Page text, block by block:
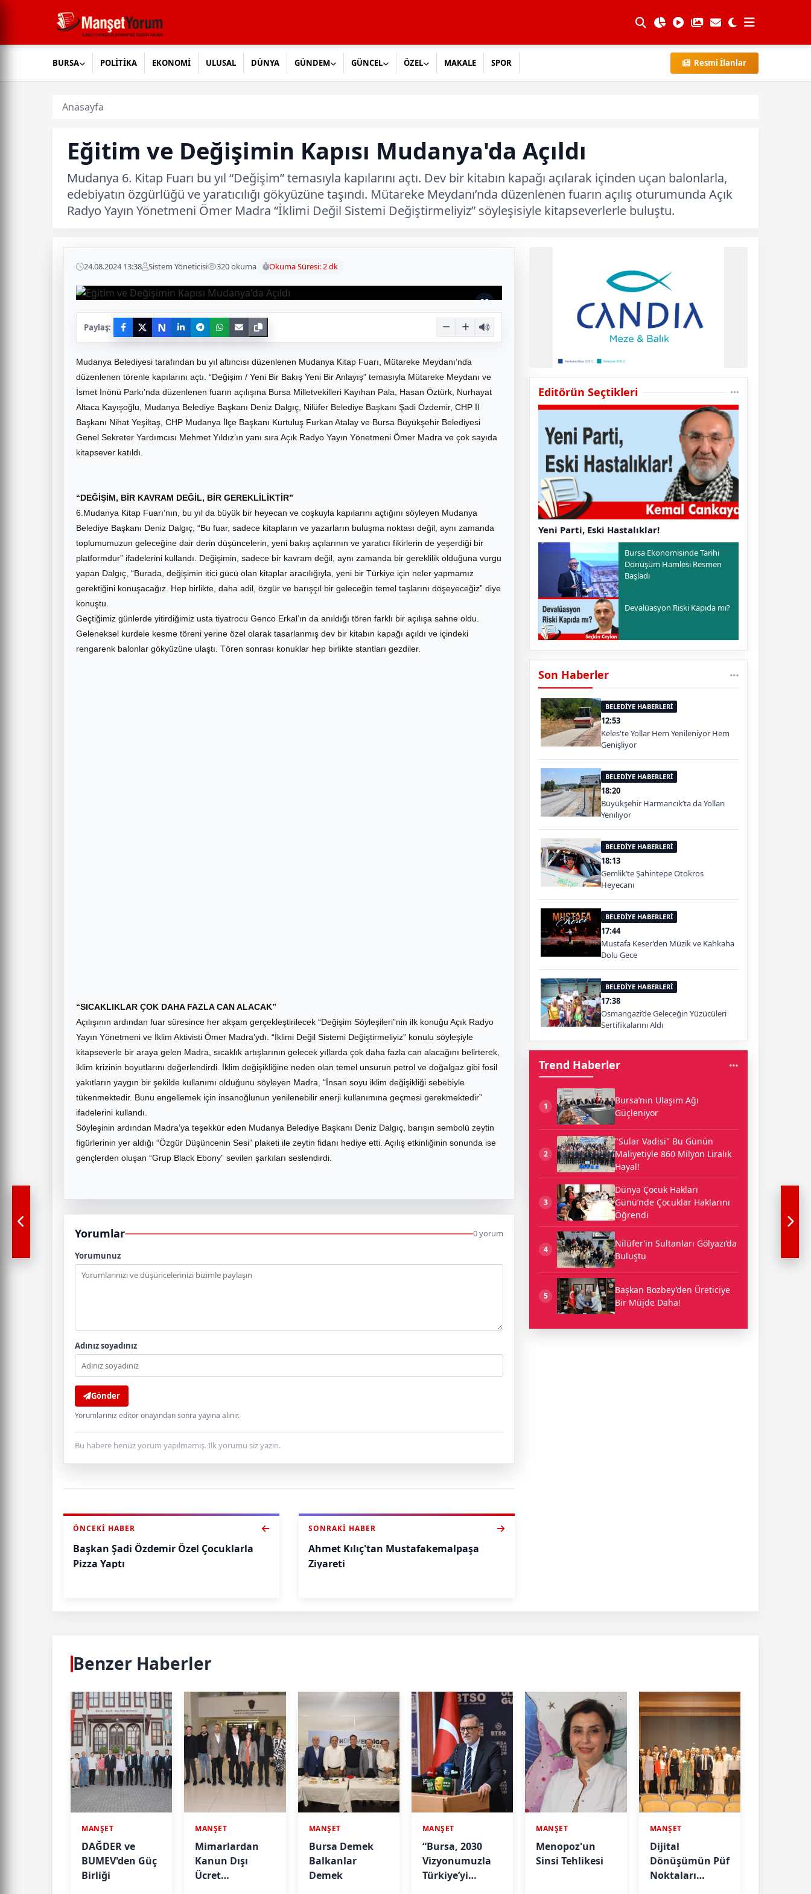
BURSA POLİTİKA EKONOMİ ULUSAL DÜNYA GÜNDEM GÜNCEL ÖZEL MAKALE SPOR Resmi İlanlar
Anasayfa
Eğitim ve Değişimin Kapısı Mudanya'da Açıldı
Mudanya 6. Kitap Fuarı bu yıl “Değişim” temasıyla kapılarını açtı. Dev bir kitabın kapağı açılarak içinden uçan balonlarla,
edebiyatın özgürlüğü ve yaratıcılığı gökyüzüne taşındı. Mütareke Meydanı’nda düzenlenen fuarın açılış oturumunda Açık
Radyo Yayın Yönetmeni Ömer Madra “İklimi Değil Sistemi Değiştirmeliyiz” söyleşisiyle kitapseverlerle buluştu.
24.08.2024 13:38 Sistem Yöneticisi 320 okuma Okuma Süresi: 2 dk
Paylaş: N
Mudanya Belediyesi tarafından bu yıl altıncısı düzenlenen Mudanya Kitap Fuarı, Mütareke Meydanı’nda
düzenlenen törenle kapılarını açtı. “Değişim / Yeni Bir Bakış Yeni Bir Anlayış” temasıyla Mütareke Meydanı ve
İsmet İnönü Parkı’nda düzenlenen fuarın açılışına Bursa Milletvekilleri Kayıhan Pala, Hasan Öztürk, Nurhayat
Altaca Kayışoğlu, Mudanya Belediye Başkanı Deniz Dalgıç, Nilüfer Belediye Başkanı Şadi Özdemir, CHP İl
Başkanı Nihat Yeşiltaş, CHP Mudanya İlçe Başkanı Kurtuluş Furkan Atalay ve Bursa Büyükşehir Belediyesi
Genel Sekreter Yardımcısı Mehmet Yıldız’ın yanı sıra Açık Radyo Yayın Yönetmeni Ömer Madra ve çok sayıda
kitapsever katıldı.
“DEĞİŞİM, BİR KAVRAM DEĞİL, BİR GEREKLİLİKTİR”
6.Mudanya Kitap Fuarı’nın, bu yıl da büyük bir heyecan ve coşkuyla kapılarını açtığını söyleyen Mudanya
Belediye Başkanı Deniz Dalgıç, “Bu fuar, sadece kitapların ve yazarların buluşma noktası değil, aynı zamanda
toplumumuzun geleceğine dair derin düşüncelerin, yeni bakış açılarının ve yaratıcı fikirlerin de yeşerdiği bir
platformdur” ifadelerini kullandı. Değişimin, sadece bir kavram değil, aynı zamanda bir gereklilik olduğuna vurgu
yapan Dalgıç, “Burada, değişimin itici gücü olan kitaplar aracılığıyla, yeni bir Türkiye için neler yapmamız
gerektiğini konuşacağız. Hep birlikte, daha adil, özgür ve barışçıl bir geleceğin temel taşlarını döşeyeceğiz” diye
konuştu.
Geçtiğimiz günlerde yitirdiğimiz usta tiyatrocu Genco Erkal’ın da anıldığı tören farklı bir açılışa sahne oldu.
Geleneksel kurdele kesme töreni yerine özel olarak tasarlanmış dev bir kitabın kapağı açıldı ve içindeki
rengarenk balonlar gökyüzüne ulaştı. Tören sonrası konuklar hep birlikte stantları gezdiler.
“SICAKLIKLAR ÇOK DAHA FAZLA CAN ALACAK”
Açılışının ardından fuar süresince her akşam gerçekleştirilecek “Değişim Söyleşileri”nin ilk konuğu Açık Radyo
Yayın Yönetmeni ve İklim Aktivisti Ömer Madra’ydı. “İklimi Değil Sistemi Değiştirmeliyiz” konulu söyleşiyle
kitapseverle bir araya gelen Madra, sıcaklık artışlarının gelecek yıllarda çok daha fazla can alacağını belirterek,
iklim krizinin boyutlarını değerlendirdi. İklim değişikliğine neden olan temel unsurun petrol ve doğalgaz gibi fosil
yakıtların yaygın bir şekilde kullanımı olduğunu söyleyen Madra, “İnsan soyu iklim değişikliği sebebiyle
tükenmektedir. Bunu engellemek için insanoğlunun yenilenebilir enerji kullanımına geçmesi gerekmektedir”
ifadelerini kullandı.
Söyleşinin ardından Madra’ya teşekkür eden Mudanya Belediye Başkanı Deniz Dalgıç, barışın sembolü zeytin
figürlerinin yer aldığı “Özgür Düşüncenin Sesi” plaketi ile zeytin fidanı hediye etti. Açılış etkinliğinin sonunda ise
gençlerden oluşan “Grup Black Ebony” sevilen şarkıları seslendirdi.
Yorumlar 0 yorum
Yorumunuz
Adınız soyadınız
Gönder
Yorumlarınız editör onayından sonra yayına alınır.
Bu habere henüz yorum yapılmamış. İlk yorumu siz yazın.
ÖNCEKI HABER
Başkan Şadi Özdemir Özel Çocuklarla
Pizza Yaptı
SONRAKI HABER
Ahmet Kılıç'tan Mustafakemalpaşa
Ziyareti
Editörün Seçtikleri
Yeni Parti, Eski Hastalıklar!
Bursa Ekonomisinde Tarihi
Dönüşüm Hamlesi Resmen
Başladı
Devalüasyon Riski Kapıda mı?
Son Haberler
BELEDİYE HABERLERİ
12:53
Keles'te Yollar Hem Yenileniyor Hem
Genişliyor
BELEDİYE HABERLERİ
18:20
Büyükşehir Harmancık’ta da Yolları
Yeniliyor
BELEDİYE HABERLERİ
18:13
Gemlik’te Şahintepe Otokros
Heyecanı
BELEDİYE HABERLERİ
17:44
Mustafa Keser’den Müzik ve Kahkaha
Dolu Gece
BELEDİYE HABERLERİ
17:38
Osmangazi’de Geleceğin Yüzücüleri
Sertifikalarını Aldı
Trend Haberler
1
Bursa’nın Ulaşım Ağı
Güçleniyor
2
"Sular Vadisi" Bu Günün
Maliyetiyle 860 Milyon Liralık
Hayal!
3
Dünya Çocuk Hakları
Günü’nde Çocuklar Haklarını
Öğrendi
4
Nilüfer’in Sultanları Gölyazı’da
Buluştu
5
Başkan Bozbey’den Üreticiye
Bir Müjde Daha!
Benzer Haberler
MANŞET
DAĞDER ve
BUMEV'den Güç
Birliği
MANŞET
Mimarlardan
Kanun Dışı
Ücret
MANŞET
Bursa Demek
Balkanlar
Demek
MANŞET
“Bursa, 2030
Vizyonumuzla
Türkiye’yi
MANŞET
Menopoz'un
Sinsi Tehlikesi
MANŞET
Dijital
Dönüşümün Püf
Noktaları